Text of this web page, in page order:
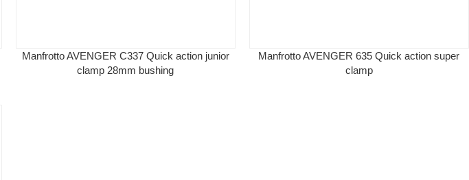
Manfrotto AVENGER C337 Quick action junior
clamp 28mm bushing
Manfrotto AVENGER 635 Quick action super
clamp